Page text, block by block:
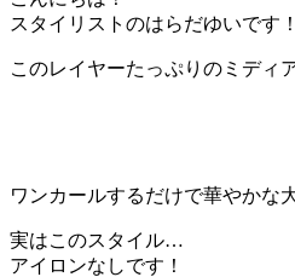
スタイリストのはらだゆいです！
このレイヤーたっぷりのミディ
ワンカールするだけで華やかな
実はこのスタイル…
アイロンなしです！